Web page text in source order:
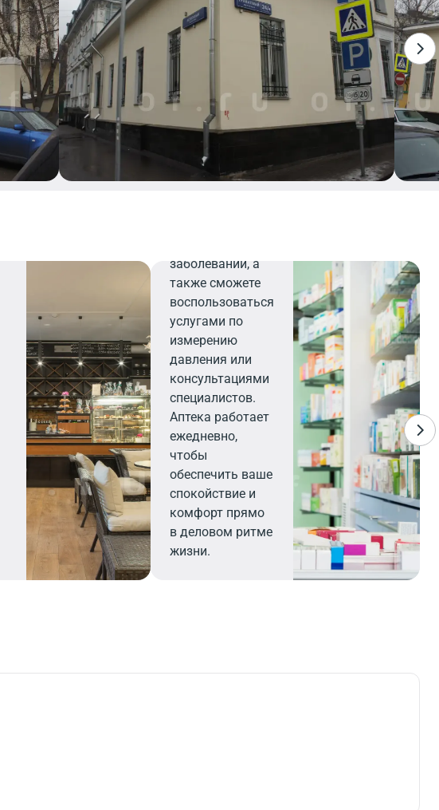
Аптека
найдете все
заболеваний, а
также сможете
воспользоваться
услугами по
измерению
давления или
консультациями
специалистов.
Аптека работает
ежедневно,
чтобы
обеспечить ваше
спокойствие и
комфорт прямо
в деловом ритме
жизни.